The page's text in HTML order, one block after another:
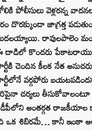
పోలీసులు వెళ్లరన్న
దొరక్కుండా జాగ్రత్త
రావులపాలెం
కొందరు
చెందిన కీలక నేత
వర్గపోరు
చర్యలు
అంతర్గత రాజకీయాల
ఒక శిబిరమే… కానీ ఇంకా